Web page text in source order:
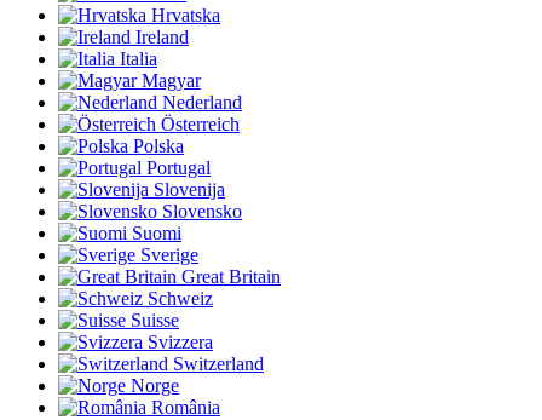
Hrvatska
Ireland
Italia
Magyar
Nederland
Österreich
Polska
Portugal
Slovenija
Slovensko
Suomi
Sverige
Great Britain
Schweiz
Suisse
Svizzera
Switzerland
Norge
România